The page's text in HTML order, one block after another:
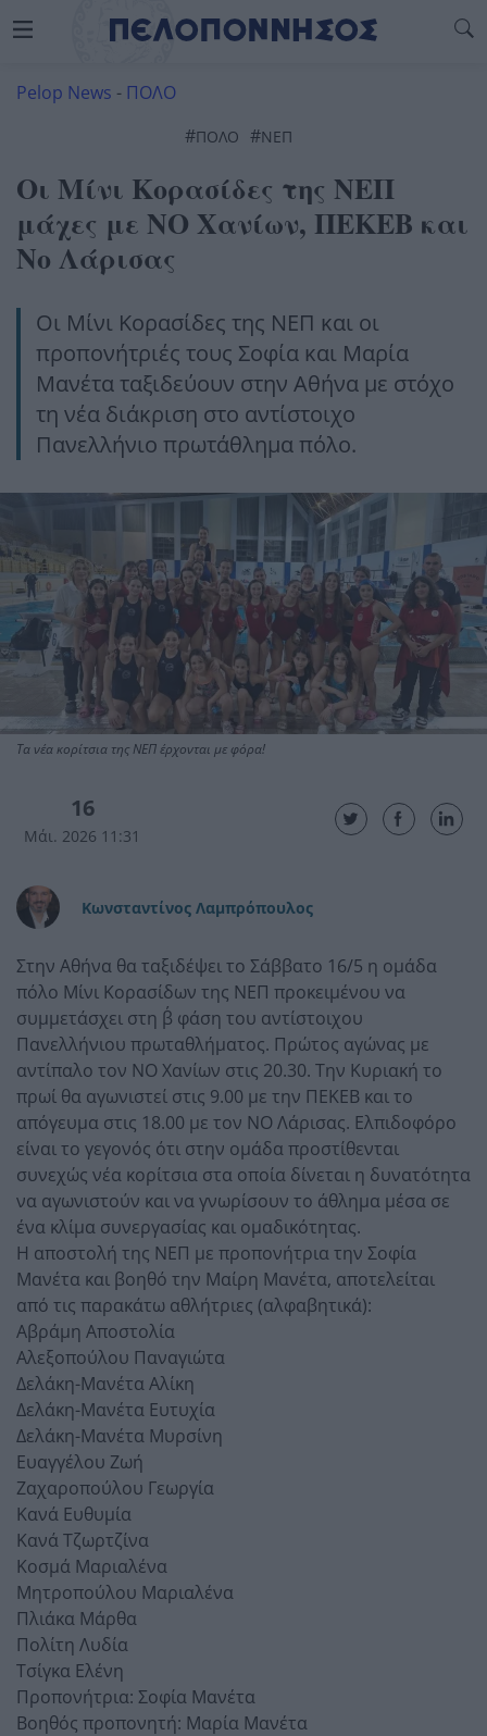
Pelop News - ΠΟΛΟ
#ΠΌΛΟ #ΝΕΠ
Οι Μίνι Κορασίδες της ΝΕΠ
μάχες με ΝΟ Χανίων, ΠΕΚΕΒ και
Νο Λάρισας
Οι Μίνι Κορασίδες της ΝΕΠ και οι
προπονήτριές τους Σοφία και Μαρία
Μανέτα ταξιδεύουν στην Αθήνα με στόχο
τη νέα διάκριση στο αντίστοιχο
Πανελλήνιο πρωτάθλημα πόλο.
Τα νέα κορίτσια της ΝΕΠ έρχονται με φόρα!
16
Μάι. 2026 11:31
Κωνσταντίνος Λαμπρόπουλος
Στην Αθήνα θα ταξιδέψει το Σάββατο 16/5 η ομάδα
πόλο Μίνι Κορασίδων της ΝΕΠ προκειμένου να
συμμετάσχει στη β΄ φάση του αντίστοιχου
Πανελλήνιου πρωταθλήματος. Πρώτος αγώνας με
αντίπαλο τον ΝΟ Χανίων στις 20.30. Την Κυριακή το
πρωί θα αγωνιστεί στις 9.00 με την ΠΕΚΕΒ και το
απόγευμα στις 18.00 με τον ΝΟ Λάρισας. Ελπιδοφόρο
είναι το γεγονός ότι στην ομάδα προστίθενται
συνεχώς νέα κορίτσια στα οποία δίνεται η δυνατότητα
να αγωνιστούν και να γνωρίσουν το άθλημα μέσα σε
ένα κλίμα συνεργασίας και ομαδικότητας.
Η αποστολή της ΝΕΠ με προπονήτρια την Σοφία
Μανέτα και βοηθό την Μαίρη Μανέτα, αποτελείται
από τις παρακάτω αθλήτριες (αλφαβητικά):
Αβράμη Αποστολία
Αλεξοπούλου Παναγιώτα
Δελάκη-Μανέτα Αλίκη
Δελάκη-Μανέτα Ευτυχία
Δελάκη-Μανέτα Μυρσίνη
Ευαγγέλου Ζωή
Ζαχαροπούλου Γεωργία
Κανά Ευθυμία
Κανά Τζωρτζίνα
Κοσμά Μαριαλένα
Μητροπούλου Μαριαλένα
Πλιάκα Μάρθα
Πολίτη Λυδία
Τσίγκα Ελένη
Προπονήτρια: Σοφία Μανέτα
Βοηθός προπονητή: Μαρία Μανέτα